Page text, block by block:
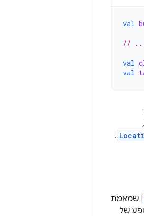
val
//
val
val
.
שמאמת
של